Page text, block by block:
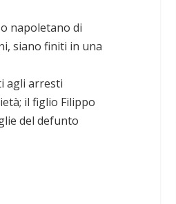
napoletano di
siano finiti in una
agli arresti
il figlio Filippo
del defunto